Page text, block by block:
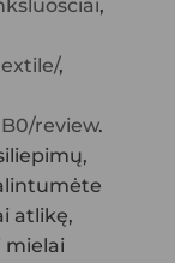
,
,
review.
atlikę,
mielai